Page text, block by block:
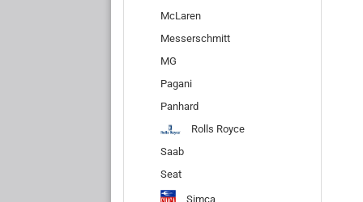
McLaren
Messerschmitt
MG
Pagani
Panhard
Rolls Royce
Saab
Seat
Simca